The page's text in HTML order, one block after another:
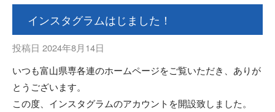
インスタグラムはじました！
投稿日 2024年8月14日
いつも富山県専各連のホームページをご覧いただき、ありが
とうございます。
この度、インスタグラムのアカウントを開設致しました。